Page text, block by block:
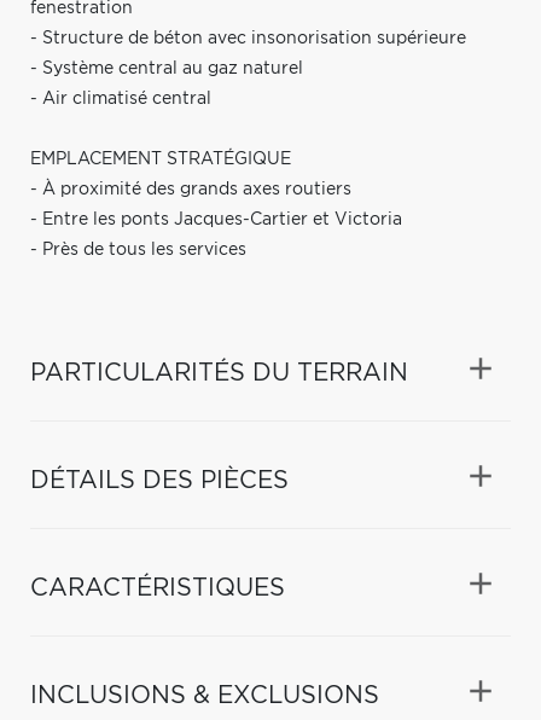
fenestration
- Structure de béton avec insonorisation supérieure
- Système central au gaz naturel
- Air climatisé central
EMPLACEMENT STRATÉGIQUE
- À proximité des grands axes routiers
- Entre les ponts Jacques-Cartier et Victoria
- Près de tous les services
PARTICULARITÉS DU TERRAIN
DÉTAILS DES PIÈCES
CARACTÉRISTIQUES
INCLUSIONS & EXCLUSIONS